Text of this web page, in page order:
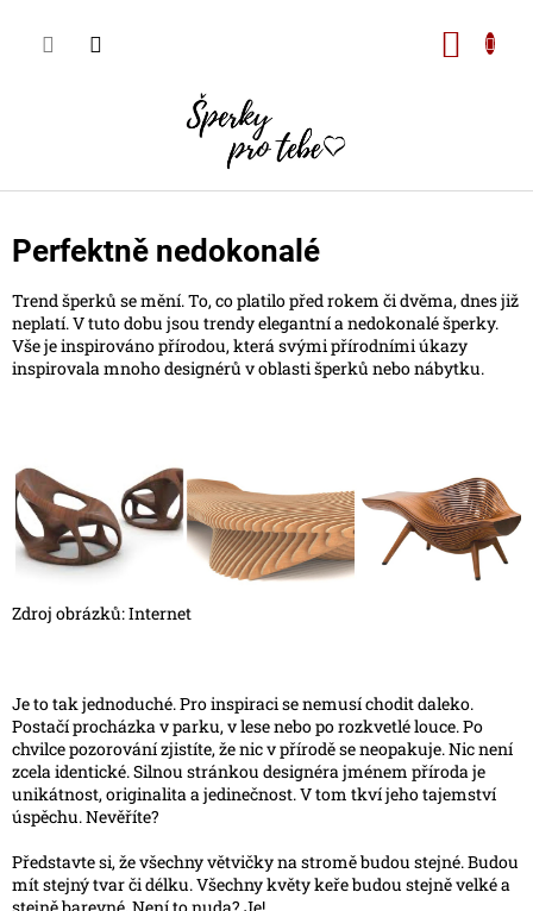
obsah
Perfektně nedokonalé
Trend šperků se mění. To, co platilo před rokem či dvěma, dnes již
neplatí. V tuto dobu jsou trendy elegantní a nedokonalé šperky.
Vše je inspirováno přírodou, která svými přírodními úkazy
inspirovala mnoho designérů v oblasti šperků nebo nábytku.
Zdroj obrázků: Internet
Je to tak jednoduché. Pro inspiraci se nemusí chodit daleko.
Postačí procházka v parku, v lese nebo po rozkvetlé louce. Po
chvilce pozorování zjistíte, že nic v přírodě se neopakuje. Nic není
zcela identické. Silnou stránkou designéra jménem příroda je
unikátnost, originalita a jedinečnost. V tom tkví jeho tajemství
úspěchu. Nevěříte?
Představte si, že všechny větvičky na stromě budou stejné. Budou
mít stejný tvar či délku. Všechny květy keře budou stejně velké a